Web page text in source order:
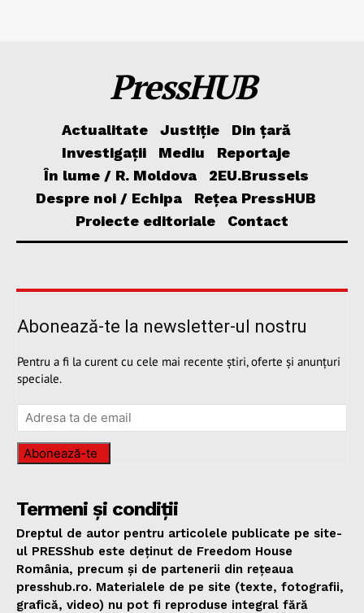
PressHUB
Actualitate Justiție
Din țară
Investigații
Mediu
Reportaje
În lume / R. Moldova
2EU.Brussels
Despre noi / Echipa
Rețea PressHUB
Proiecte editoriale
Contact
Abonează-te la newsletter-ul nostru
Pentru a fi la curent cu cele mai recente știri, oferte și anunțuri
speciale.
Abonează-te
Termeni și condiții
Dreptul de autor pentru articolele publicate pe site-
ul PRESShub este deținut de Freedom House
România, precum și de partenerii din rețeaua
presshub.ro. Materialele de pe site (texte, fotografii,
grafică, video) nu pot fi reproduse integral fără